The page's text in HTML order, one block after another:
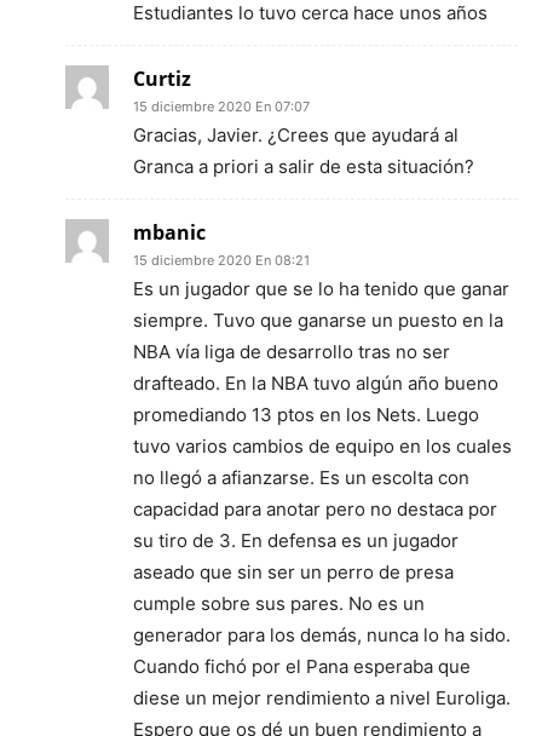
Estudiantes lo tuvo cerca hace unos años
Curtiz
15 diciembre 2020 En 07:07
Gracias, Javier. ¿Crees que ayudará al
Granca a priori a salir de esta situación?
mbanic
15 diciembre 2020 En 08:21
Es un jugador que se lo ha tenido que ganar
siempre. Tuvo que ganarse un puesto en la
NBA vía liga de desarrollo tras no ser
drafteado. En la NBA tuvo algún año bueno
promediando 13 ptos en los Nets. Luego
tuvo varios cambios de equipo en los cuales
no llegó a afianzarse. Es un escolta con
capacidad para anotar pero no destaca por
su tiro de 3. En defensa es un jugador
aseado que sin ser un perro de presa
cumple sobre sus pares. No es un
generador para los demás, nunca lo ha sido.
Cuando fichó por el Pana esperaba que
diese un mejor rendimiento a nivel Euroliga.
Espero que os dé un buen rendimiento a